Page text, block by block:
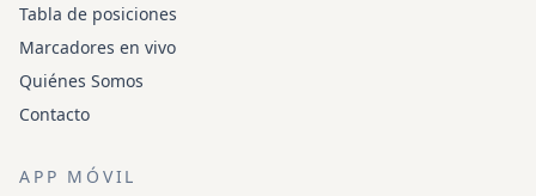
Tabla de posiciones
Marcadores en vivo
Quiénes Somos
Contacto
APP MÓVIL